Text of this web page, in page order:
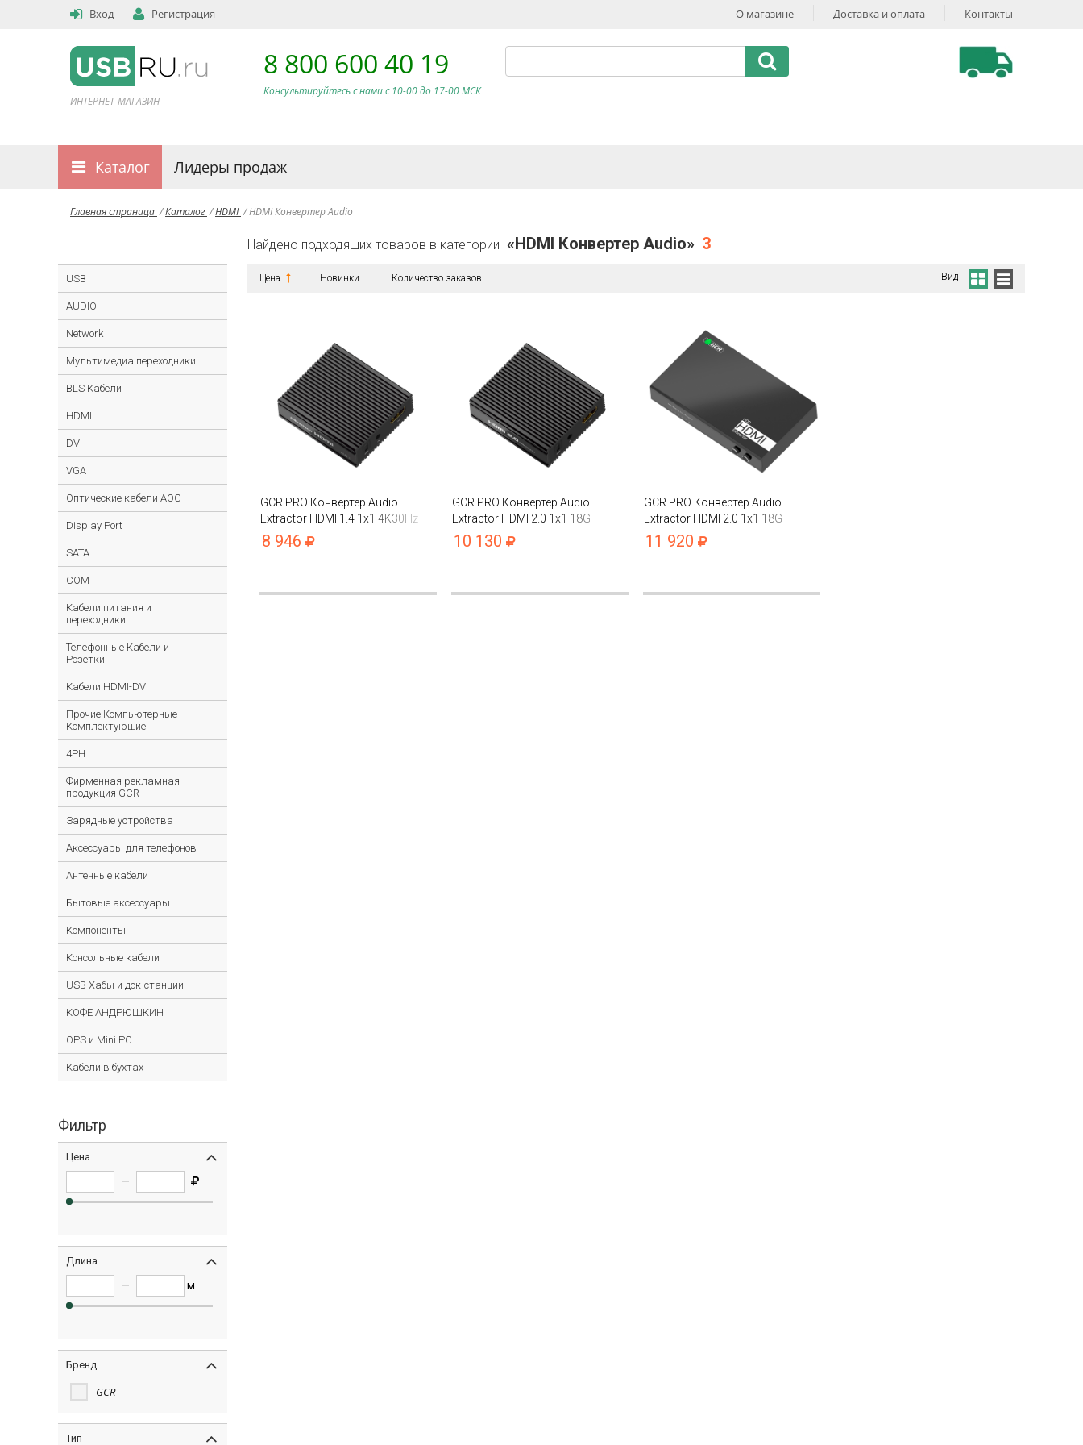
Вход Регистрация О магазине Доставка и оплата Контакты
ИНТЕРНЕТ-МАГАЗИН
8 800 600 40 19
Консультируйтесь с нами c 10-00 до 17-00 МСК
Каталог Лидеры продаж
Главная страница /Каталог /HDMI /HDMI Конвертер Audio
USB
AUDIO
Network
Мультимедиа переходники
BLS Кабели
HDMI
DVI
VGA
Оптические кабели AOC
Display Port
SATA
COM
Кабели питания и
переходники
Телефонные Кабели и
Розетки
Кабели HDMI-DVI
Прочие Компьютерные
Комплектующие
4PH
Фирменная рекламная
продукция GCR
Зарядные устройства
Аксессуары для телефонов
Антенные кабели
Бытовые аксессуары
Компоненты
Консольные кабели
USB Хабы и док-станции
КОФЕ АНДРЮШКИН
OPS и Mini PC
Кабели в бухтах
Фильтр
Цена
—
Длина
— м
Бренд
GCR
Тип
Найдено подходящих товаров в категории «HDMI Конвертер Audio» 3
Цена Новинки Количество заказов Вид
GCR PRO Конвертер Audio
Extractor HDMI 1.4 1x1 4K30Hz
HDCP
8 946
GCR PRO Конвертер Audio
Extractor HDMI 2.0 1x1 18G
4K60Hz HDCP 2.2
10 130
GCR PRO Конвертер Audio
Extractor HDMI 2.0 1x1 18G
4K60Hz HDCP 2.2
11 920